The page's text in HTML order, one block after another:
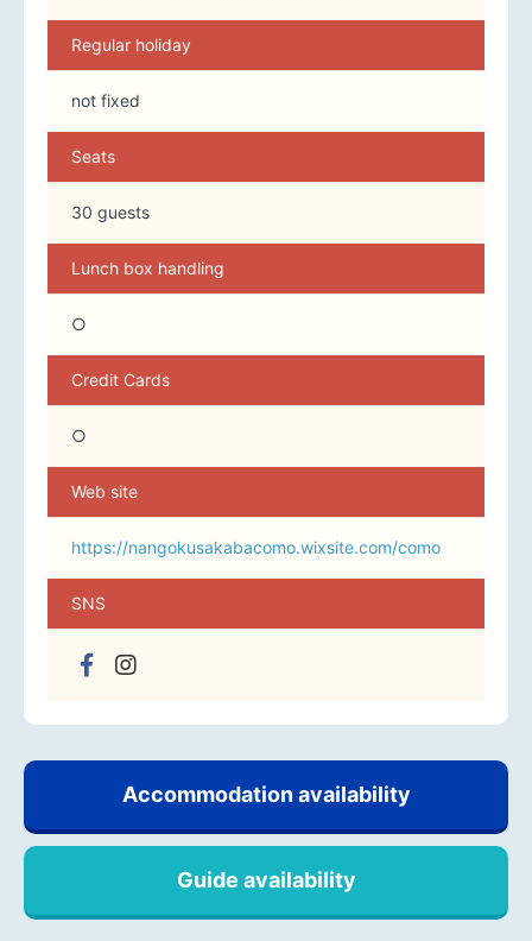
Regular holiday
not fixed
Seats
30 guests
Lunch box handling
○
Credit Cards
○
Web site
https://nangokusakabacomo.wixsite.com/como
SNS
Accommodation availability
Guide availability